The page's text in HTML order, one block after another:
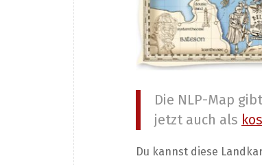
Die NLP-Map
jetzt auch als
Du kannst diese